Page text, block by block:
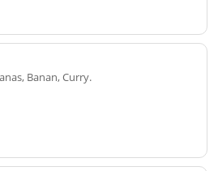
Banan, Curry.